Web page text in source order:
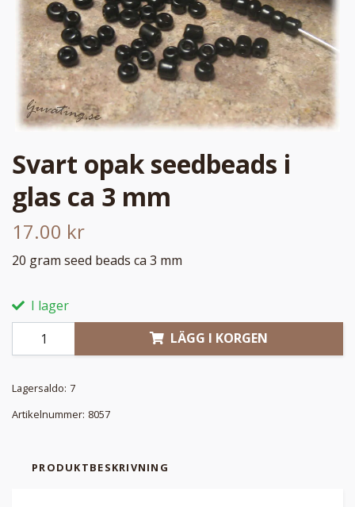
Svart opak seedbeads i
glas ca 3 mm
17.00 kr
20 gram seed beads ca 3 mm
I lager
LÄGG I KORGEN
Lagersaldo: 7
Artikelnummer: 8057
PRODUKTBESKRIVNING